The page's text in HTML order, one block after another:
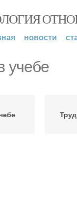
новости
учебе